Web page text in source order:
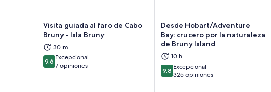
Visita guiada al faro de Cabo
Bruny - Isla Bruny
30 m
9.69.6 de 10
Excepcional
7 opiniones
Se abrirá en una nueva pestaña
Desde Hobart/Adventure
Bay: crucero por la naturaleza
de Bruny Island
10 h
9.89.8 de 10
Excepcional
325 opiniones
Se abrirá en